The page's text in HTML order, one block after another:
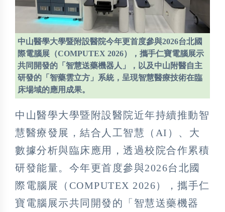
中山醫學大學暨附設醫院今年更首度參與2026台北國
際電腦展（COMPUTEX 2026），攜手仁寶電腦展示
共同開發的「智慧送藥機器人」，以及中山附醫自主
研發的「智藥雲立方」系統，呈現智慧醫療技術在臨
床場域的應用成果。
中山醫學大學暨附設醫院近年持續推動智
慧醫療發展，結合人工智慧（AI）、大
數據分析與臨床應用，透過校院合作累積
研發能量。今年更首度參與2026台北國
際電腦展（COMPUTEX 2026），攜手仁
寶電腦展示共同開發的「智慧送藥機器